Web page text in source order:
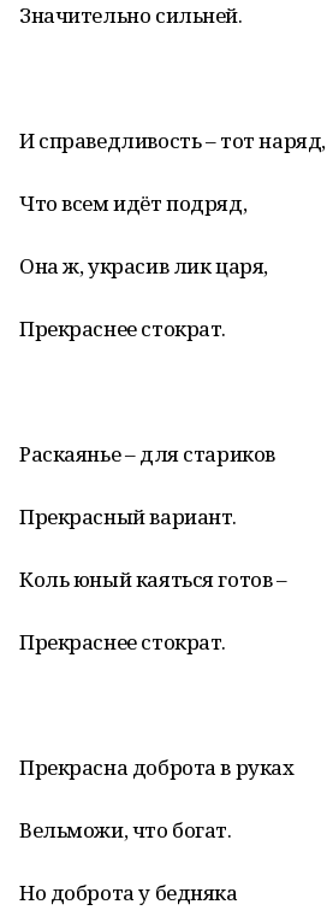
Значительно сильней.
И справедливость – тот наряд,
Что всем идёт подряд,
Она ж, украсив лик царя,
Прекраснее стократ.
Раскаянье – для стариков
Прекрасный вариант.
Коль юный каяться готов –
Прекраснее стократ.
Прекрасна доброта в руках
Вельможи, что богат.
Но доброта у бедняка